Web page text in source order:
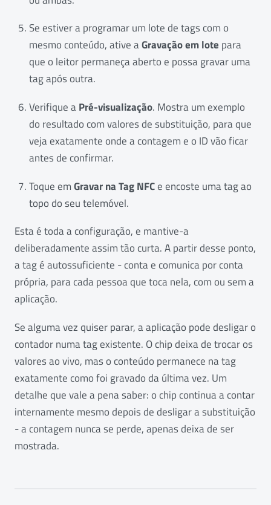
Se estiver a programar um lote de tags com o
mesmo conteúdo, ative aGravação em lote para
que o leitor permaneça aberto e possa gravar uma
tag após outra.
Verifique aPré-visualização. Mostra um exemplo
do resultado com valores de substituição, para que
veja exatamente onde a contagem e o ID vão ficar
antes de confirmar.
Toque emGravar na Tag NFCe encoste uma tag ao
topo do seu telemóvel.
Esta é toda a configuração, e mantive-a
deliberadamente assim tão curta. A partir desse ponto,
a tag é autossuficiente - conta e comunica por conta
própria, para cada pessoa que toca nela, com ou sem a
aplicação.
Se alguma vez quiser parar, a aplicação pode desligar o
contador numa tag existente. O chip deixa de trocar os
valores ao vivo, mas o conteúdo permanece na tag
exatamente como foi gravado da última vez. Um
detalhe que vale a pena saber: o chip continua a contar
internamente mesmo depois de desligar a substituição
- a contagem nunca se perde, apenas deixa de ser
mostrada.